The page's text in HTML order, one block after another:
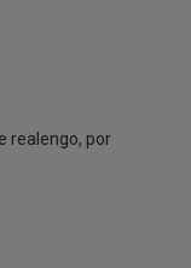
realengo, por